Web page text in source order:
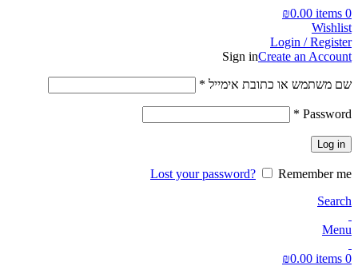
₪0.00
Login /
Sign inCreate an
או כתובת אימייל* חובה
*חובה
Lost your password?
₪0.00